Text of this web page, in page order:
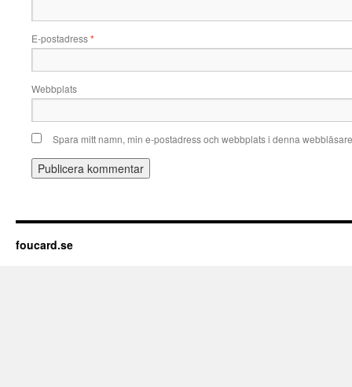
E-postadress*
Webbplats
Spara mitt namn, min e-postadress och webbplats i denna
foucard.se